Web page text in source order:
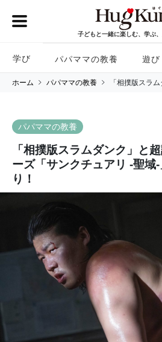
子どもと一緒に楽しむ、学ぶ、
学び パパママの教養 遊び
ホーム パパママの教養 「相撲版スラ
パパママの教養
「相撲版スラムダンク」と
ーズ「サンクチュアリ -聖域
り！